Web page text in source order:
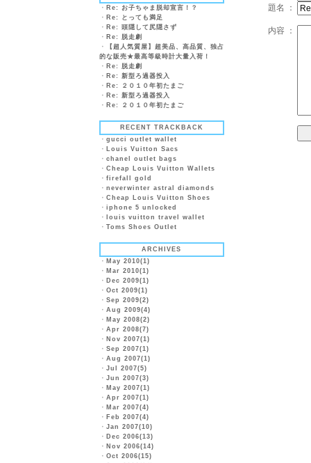
・ Re: お子ちゃま脱却宣言！？
・ Re: とっても満足
・ Re: 頭隠して尻隠さず
・ Re: 脱走劇
・
【超人気質屋】超美品、高品質、独占
的な販売★最高等級時計大量入荷！
・ Re: 脱走劇
・ Re: 新型ろ過器投入
・ Re: ２０１０年初たまご
・ Re: 新型ろ過器投入
・ Re: ２０１０年初たまご
RECENT TRACKBACK
・ gucci outlet wallet
・ Louis Vuitton Sacs
・ chanel outlet bags
・ Cheap Louis Vuitton Wallets
・ firefall gold
・ neverwinter astral diamonds
・ Cheap Louis Vuitton Shoes
・ iphone 5 unlocked
・
louis vuitton travel wallet
・ Toms Shoes Outlet
ARCHIVES
・ May 2010(1)
・ Mar 2010(1)
・ Dec 2009(1)
・ Oct 2009(1)
・ Sep 2009(2)
・ Aug 2009(4)
・ May 2008(2)
・ Apr 2008(7)
・ Nov 2007(1)
・ Sep 2007(1)
・ Aug 2007(1)
・ Jul 2007(5)
・ Jun 2007(3)
・ May 2007(1)
・ Apr 2007(1)
・ Mar 2007(4)
・ Feb 2007(4)
・ Jan 2007(10)
・ Dec 2006(13)
・ Nov 2006(14)
・ Oct 2006(15)
題名 ：
内容 ：